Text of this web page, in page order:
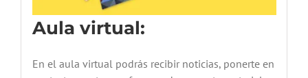
Aula virtual:
En el aula virtual podrás recibir noticias, ponerte en